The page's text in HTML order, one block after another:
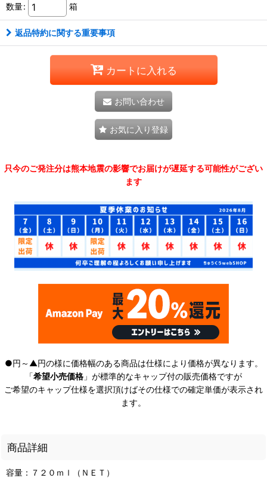
数量: 箱
返品特約に関する重要事項
カートに入れる
お問い合わせ
お気に入り登録
只今のご発注分は熊本地震の影響でお届けが遅延する可能性がござい
ます
●円～▲円の様に価格幅のある商品は仕様により価格が異なります。
「希望小売価格 」が標準的なキャップ付の販売価格ですが
ご希望のキャップ仕様を選択頂けばその仕様での確定単価が表示され
ます。
商品詳細
容量：７２０ｍｌ（ＮＥＴ）